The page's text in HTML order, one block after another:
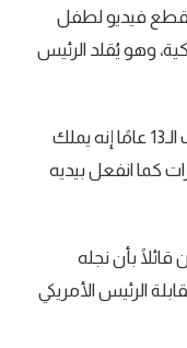
مقطع فيديو لطفل
وهو يُقلد الرئيس
وقال الفتى اليمني أيمن الحنشلي صاحب الـ13 عامًا إنه يملك
كما انفعل بيديه
بأن نجله
الرئيس الأمريكي